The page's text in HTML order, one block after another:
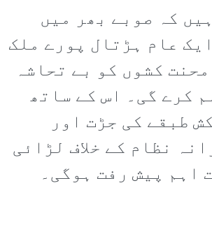
کہ صوبے بھر میں
عام ہڑتال پورے ملک
کشوں کو بے تحاشہ
کرے گی۔ اس کے ساتھ
طبقے کی جڑت اور
نظام کے خلاف لڑائی
اہم پیش رفت ہوگی۔